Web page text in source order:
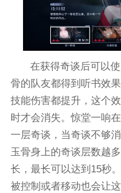
在获得奇谈后可以
骨的队友都得到听书效
技能伤害都提升，这个
时才会消失。惊堂一响
一层奇谈，当奇谈不够
玉骨身上的奇谈层数越
长，最长可以达到15秒
被控制或者移动也会让